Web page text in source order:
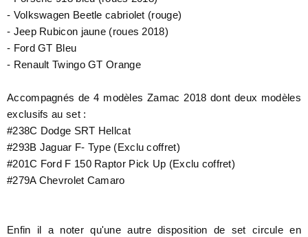
- Volkswagen Beetle cabriolet (rouge)
- Jeep Rubicon jaune (roues 2018)
- Ford GT Bleu
- Renault Twingo GT Orange
Accompagnés de 4 modèles Zamac 2018 dont deux modèles
exclusifs au set :
#238C Dodge SRT Hellcat
#293B Jaguar F- Type (Exclu coffret)
#201C Ford F 150 Raptor Pick Up (Exclu coffret)
#279A Chevrolet Camaro
Enfin il a noter qu'une autre disposition de set circule en